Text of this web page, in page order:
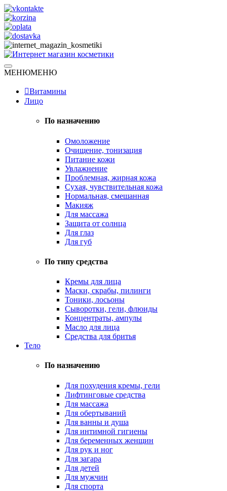
Skip
to
content
Интернет магазин косметики
Натуральная косметика
МЕНЮМЕНЮ
Витамины
Лицо
По назначению
Омоложение
Очищение, тонизация
Питание кожи
Увлажнение
Проблемная, жирная кожа
Сухая, чувствительная кожа
Нормальная, смешанная
Макияж
Для массажа
Защита от солнца
Для глаз
Для губ
По типу средства
Кремы для лица
Маски, скрабы, пилинги
Тоники, лосьоны
Сыворотки, гели, флюиды
Концентраты, ампулы
Масло для лица
Средства для бритья
Тело
По назначению
Для похудения кремы, гели
Лифтинговые средства
Для массажа
Для обертываний
Для ванны и душа
Для интимной гигиены
Для беременных женщин
Для рук и ног
Для загара
Для детей
Для мужчин
Для спорта